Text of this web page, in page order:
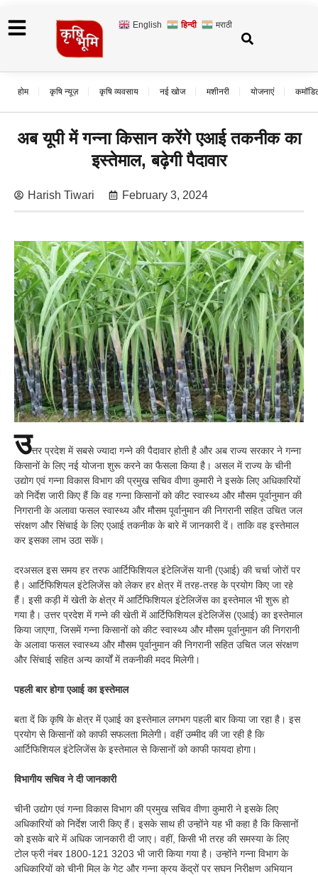
English हिन्दी मराठी
होम कृषि न्यूज़ कृषि व्यवसाय नई खोज मशीनरी योजनाएं
अब यूपी में गन्ना किसान करेंगे एआई तकनीक का
इस्तेमाल, बढ़ेगी पैदावार
Harish Tiwari February 3, 2024
उत्तर प्रदेश में सबसे ज्यादा गन्ने की पैदावार होती है और अब राज्य सरकार ने गन्ना
किसानों के लिए नई योजना शुरू करने का फैसला किया है। असल में राज्य के चीनी
उद्योग एवं गन्ना विकास विभाग की प्रमुख सचिव वीणा कुमारी ने इसके लिए अधिकारियों
को निर्देश जारी किए हैं कि वह गन्ना किसानों को कीट स्वास्थ्य और मौसम पूर्वानुमान की
निगरानी के अलावा फसल स्वास्थ्य और मौसम पूर्वानुमान की निगरानी सहित उचित जल
संरक्षण और सिंचाई के लिए एआई तकनीक के बारे में जानकारी दें। ताकि वह इस्तेमाल
कर इसका लाभ उठा सकें।
दरअसल इस समय हर तरफ आर्टिफिशियल इंटेलिजेंस यानी (एआई) की चर्चा जोरों पर
है। आर्टिफिशियल इंटेलिजेंस को लेकर हर क्षेत्र में तरह-तरह के प्रयोग किए जा रहे
हैं। इसी कड़ी में खेती के क्षेत्र में आर्टिफिशियल इंटेलिजेंस का इस्तेमाल भी शुरू हो
गया है। उत्तर प्रदेश में गन्ने की खेती में आर्टिफिशियल इंटेलिजेंस (एआई) का इस्तेमाल
किया जाएगा, जिसमें गन्ना किसानों को कीट स्वास्थ्य और मौसम पूर्वानुमान की निगरानी
के अलावा फसल स्वास्थ्य और मौसम पूर्वानुमान की निगरानी सहित उचित जल संरक्षण
और सिंचाई सहित अन्य कार्यों में तकनीकी मदद मिलेगी।
पहली बार होगा एआई का इस्तेमाल
बता दें कि कृषि के क्षेत्र में एआई का इस्तेमाल लगभग पहली बार किया जा रहा है। इस
प्रयोग से किसानों को काफी सफलता मिलेगी। वहीं उम्मीद की जा रही है कि
आर्टिफिशियल इंटेलिजेंस के इस्तेमाल से किसानों को काफी फायदा होगा।
विभागीय सचिव ने दी जानकारी
चीनी उद्योग एवं गन्ना विकास विभाग की प्रमुख सचिव वीणा कुमारी ने इसके लिए
अधिकारियों को निर्देश जारी किए हैं। इसके साथ ही उन्होंने यह भी कहा है कि किसानों
को इसके बारे में अधिक जानकारी दी जाए। वहीं, किसी भी तरह की समस्या के लिए
टोल फ्री नंबर 1800-121 3203 भी जारी किया गया है। उन्होंने गन्ना विभाग के
अधिकारियों को चीनी मिल के गेट और गन्ना क्रय केंद्रों पर सघन निरीक्षण अभियान